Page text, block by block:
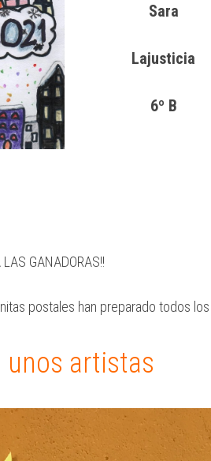
Sara
Lajusticia
6º B
LAS GANADORAS!!
postales han preparado todos los
unos artistas